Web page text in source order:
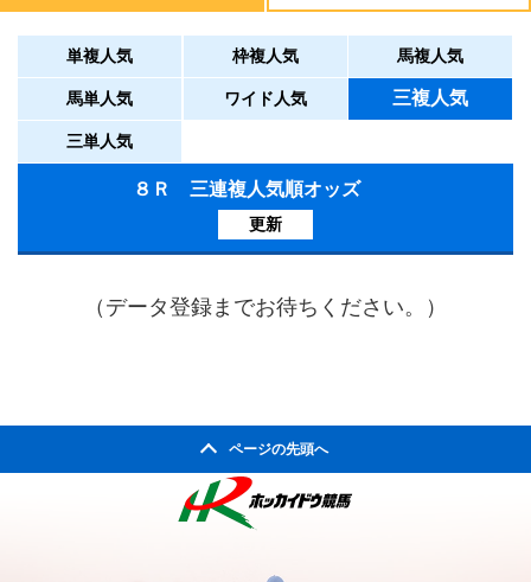
単複人気 枠複人気 馬複人気
馬単人気 ワイド人気 三複人気
三単人気
８Ｒ 三連複人気順オッズ
更新
（データ登録までお待ちください。）
ページの先頭へ